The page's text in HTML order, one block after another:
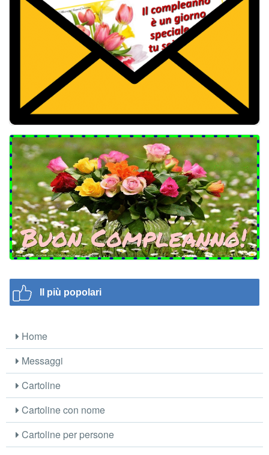
Il più popolari
Home
Messaggi
Cartoline
Cartoline con nome
Cartoline per persone